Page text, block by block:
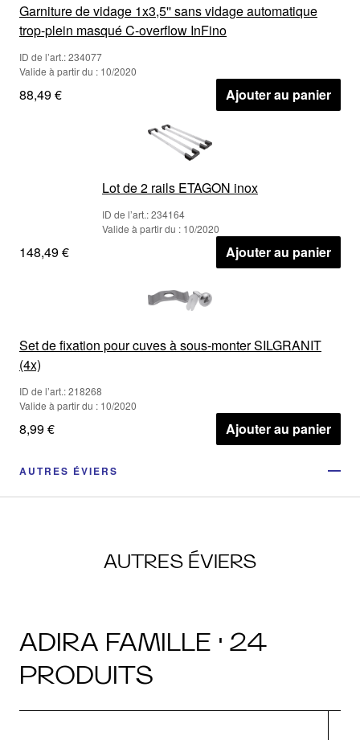
Garniture de vidage 1x3,5'' sans vidage automatique
trop-plein masqué C-overflow InFino
ID de l’art.: 234077
Valide à partir du : 10/2020
88,49 € Ajouter au panier
Lot de 2 rails ETAGON inox
ID de l’art.: 234164
Valide à partir du : 10/2020
148,49 € Ajouter au panier
Set de fixation pour cuves à sous-monter SILGRANIT
(4x)
ID de l’art.: 218268
Valide à partir du : 10/2020
8,99 € Ajouter au panier
AUTRES ÉVIERS
AUTRES ÉVIERS
ADIRA FAMILLE · 24
PRODUITS